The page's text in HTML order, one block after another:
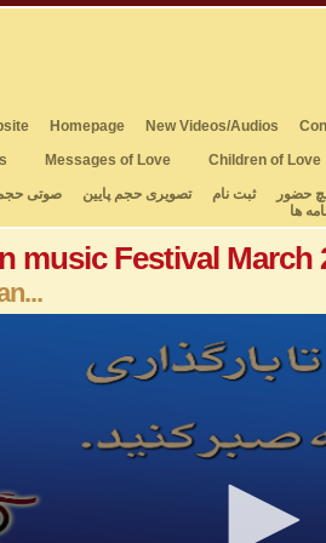
Homepage New Videos/Audios
Messages of Love Children of Love
حضور ثبت نام تصویری حجم پایین صوتی حجم
ها
music Festival March